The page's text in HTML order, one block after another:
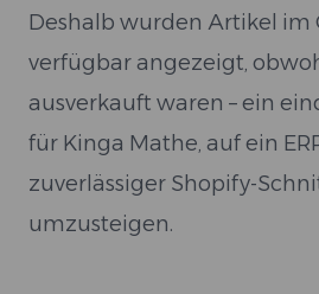
Deshalb wurden Artikel im
verfügbar angezeigt,
ausverkauft waren – ein
für Kinga Mathe, auf ein
zuverlässiger Shopify-
umzusteigen.